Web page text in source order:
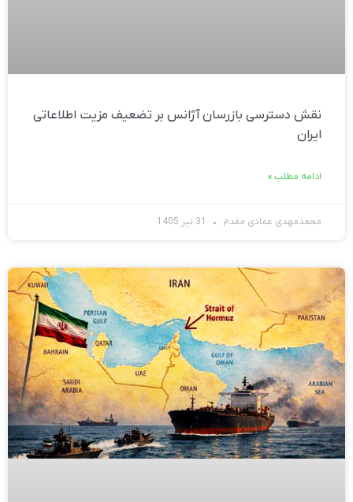
نقش دسترسی بازرسان آژانس بر تضعیف مزیت اطلاعاتی
ایران
ادامه مطلب »
محمدمهدی عمادی مقدم